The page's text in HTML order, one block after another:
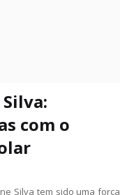
com o
Silva tem sido uma força